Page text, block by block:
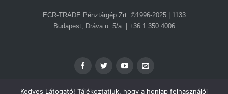
ECR-TRADE Pénztárgép Zrt. ©1996-2025 | 1133
Budapest, Dráva u. 5/a. | +36 1 350 4006
Kedves Látogató! Tájékoztatjuk, hogy a honlap felhasználói